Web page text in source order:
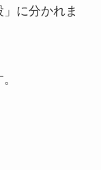
に分かれま